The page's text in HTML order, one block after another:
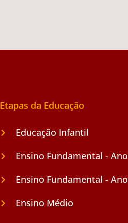
Etapas da Educação
Educação Infantil
Ensino Fundamental -
Ensino Fundamental -
Ensino Médio